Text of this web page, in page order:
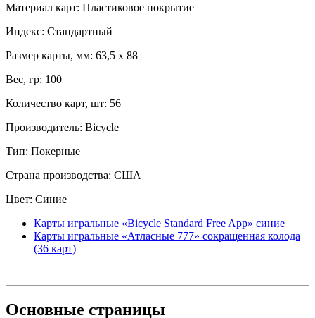
Материал карт: Пластиковое покрытие
Индекс: Стандартный
Размер карты, мм: 63,5 x 88
Вес, гр: 100
Количество карт, шт: 56
Производитель: Bicycle
Тип: Покерные
Страна производства: США
Цвет: Синие
Карты игральные «Bicycle Standard Free App» синие
Карты игральные «Атласные 777» сокращенная колода
(36 карт)
Основные страницы